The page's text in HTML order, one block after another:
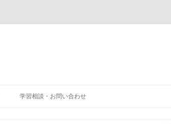
ン
テ
学習相談・お問い合わせ